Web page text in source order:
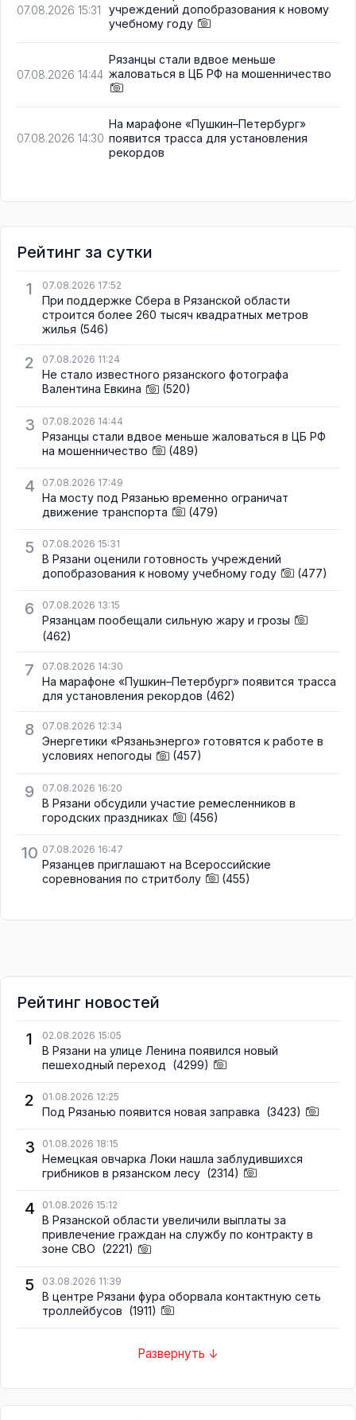
07.08.2026 15:31
учреждений допобразования к новому
учебному году
07.08.2026 14:44
Рязанцы стали вдвое меньше
жаловаться в ЦБ РФ на мошенничество
07.08.2026 14:30
На марафоне «Пушкин–Петербург»
появится трасса для установления
рекордов
Рейтинг за сутки
1
07.08.2026 17:52
При поддержке Сбера в Рязанской области
строится более 260 тысяч квадратных метров
жилья (546)
2 07.08.2026 11:24
Не стало известного рязанского фотографа
Валентина Евкина
(520)
3 07.08.2026 14:44
Рязанцы стали вдвое меньше жаловаться в ЦБ РФ
на мошенничество
(489)
4 07.08.2026 17:49
На мосту под Рязанью временно ограничат
движение транспорта
(479)
5 07.08.2026 15:31
В Рязани оценили готовность учреждений
допобразования к новому учебному году
(477)
6 07.08.2026 13:15
Рязанцам пообещали сильную жару и грозы
(462)
7 07.08.2026 14:30
На марафоне «Пушкин–Петербург» появится трасса
для установления рекордов (462)
8 07.08.2026 12:34
Энергетики «Рязаньэнерго» готовятся к работе в
условиях непогоды
(457)
9 07.08.2026 16:20
В Рязани обсудили участие ремесленников в
городских праздниках
(456)
10 07.08.2026 16:47
Рязанцев приглашают на Всероссийские
соревнования по стритболу
(455)
Рейтинг новостей
1
02.08.2026 15:05
В Рязани на улице Ленина появился новый
пешеходный переход (4299)
2 01.08.2026 12:25
Под Рязанью появится новая заправка (3423)
3 01.08.2026 18:15
Немецкая овчарка Локи нашла заблудившихся
грибников в рязанском лесу (2314)
4 01.08.2026 15:12
В Рязанской области увеличили выплаты за
привлечение граждан на службу по контракту в
зоне СВО (2221)
5 03.08.2026 11:39
В центре Рязани фура оборвала контактную сеть
троллейбусов (1911)
Развернуть ↓